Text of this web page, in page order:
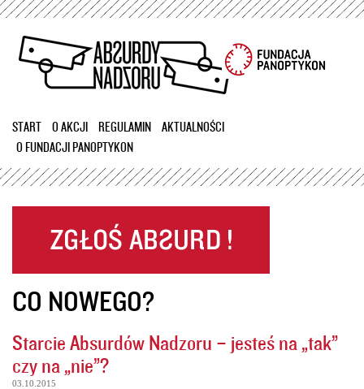
Przejdź
treści
START O AKCJI REGULAMIN
AKTUALNOŚCI
O FUNDACJI PANOPTYKON
CO NOWEGO?
Starcie Absurdów Nadzoru – jesteś na „tak”
czy na „nie”?
03.10.2015